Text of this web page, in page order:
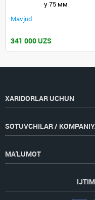
у 75 мм
Mavjud
341 000 UZS
XARIDORLAR UCHUN
SOTUVCHILAR /
MA'LUMOT